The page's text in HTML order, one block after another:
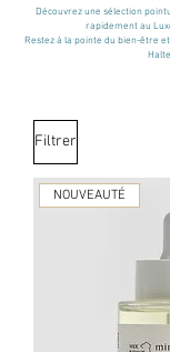
Découvrez une sélection
rapidement au
Restez à la pointe du bien-être
Filtrer
NOUVEAUTÉ